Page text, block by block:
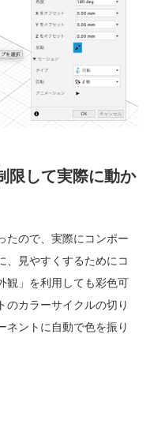
限して実際に動か
たので、実際にコンポー
、見やすくするためにコ
観」を利用しても彩色可
カラーサイクルの切り
ネントに自動で色を振り